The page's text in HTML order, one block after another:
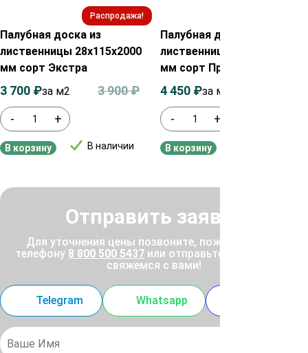
Распродажа!
Палубная доска из
лиственницы 28х115х2000
мм сорт Экстра
- +
В наличии
3 900₽
3 700 ₽за м2
В корзину
Палубная доска из
лиственницы 45х90х2000
мм сорт Прима
- +
4 450 ₽за м²
В корзину
Отправить заявку
Для уточнения цены позвоните, пожалуйста, по
телефону 8 800 500 5437 или отправьте заявку, и мы
свяжемся с вами!
Telegram Whatsapp